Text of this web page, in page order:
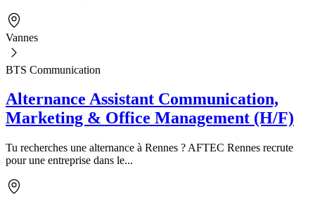
Vannes
BTS Communication
Alternance Assistant Communication,
Marketing & Office Management (H/F)
Tu recherches une alternance à Rennes ? AFTEC Rennes recrute
pour une entreprise dans le...